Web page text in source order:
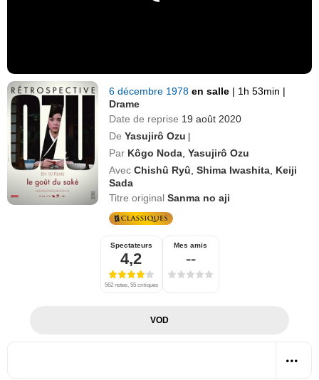
6 décembre 1978en salle | 1h 53min |
Drame
Date de reprise 19 août 2020
De Yasujirô Ozu |
Par Kôgo Noda ,Yasujirô Ozu
Avec Chishû Ryû ,Shima Iwashita Keiji
Sada
Titre originalSanma no aji
Spectateurs
4,2
562 notes, 55 critiques
Mes amis
--
VOD